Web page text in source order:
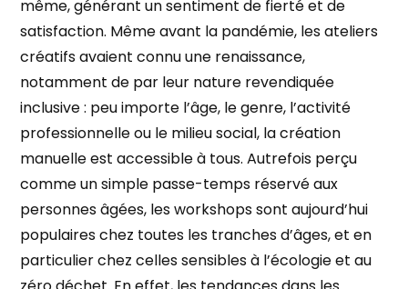
même, générant un sentiment de fierté et de
satisfaction. Même avant la pandémie, les ateliers
créatifs avaient connu une renaissance,
notamment de par leur nature revendiquée
inclusive : peu importe l’âge, le genre, l’activité
professionnelle ou le milieu social, la création
manuelle est accessible à tous. Autrefois perçu
comme un simple passe-temps réservé aux
personnes âgées, les workshops sont aujourd’hui
populaires chez toutes les tranches d’âges, et en
particulier chez celles sensibles à l’écologie et au